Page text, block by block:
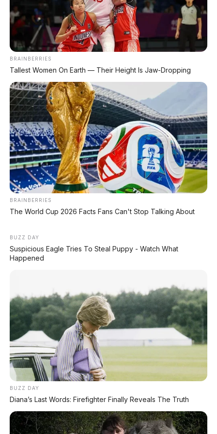
saat peluncuran resmi.
📰 Baca Juga:
🚙 Cadillac XT5 2026: SUV Mewah Layar
33 Inci
Spesifikasi dan harga SUV premium China
🚐 GAC MONTX V10: Van Digital Nomad
Konsep van futuristik dengan kabin modular
🚐 BYD Xia: MPV PHEV 7 Kursi Mewah
Konsep kendaraan keluarga ramah
lingkungan
BRAINBERRIES
Tallest Women On Earth — Their Height Is Jaw-Dropping
BRAINBERRIES
The World Cup 2026 Facts Fans Can't Stop Talking About
BUZZ DAY
Suspicious Eagle Tries To Steal Puppy - Watch What
Happened
BUZZ DAY
Diana’s Last Words: Firefighter Finally Reveals The Truth